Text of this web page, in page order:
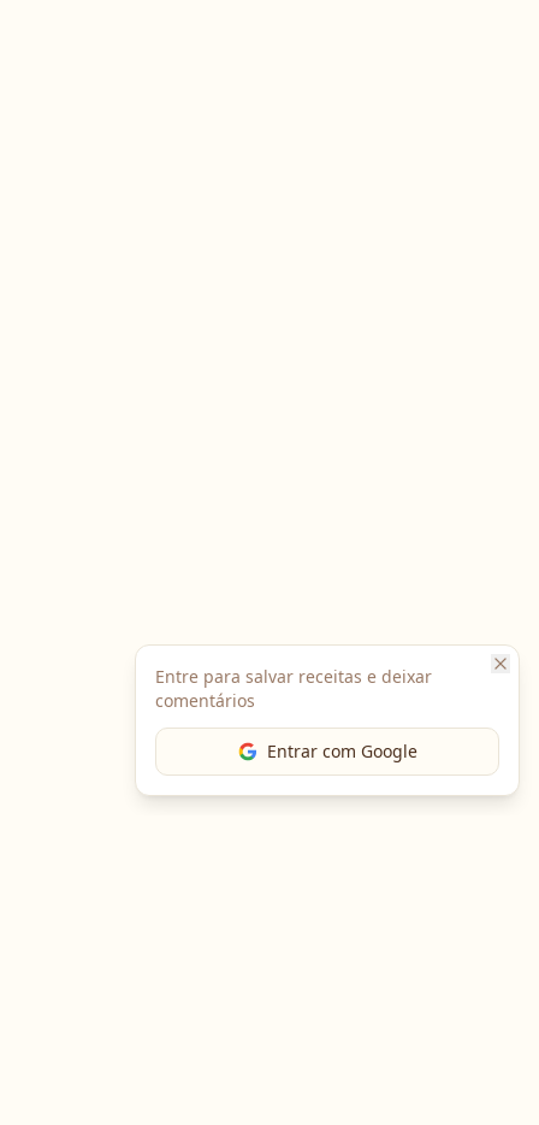
Entre para salvar receitas e deixar
comentários
Entrar com Google